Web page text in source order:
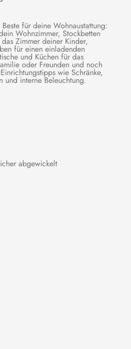
für deine Wohnaustattung:
Wohnzimmer, Stockbetten
Zimmer deiner Kinder,
für einen einladenden
und Küchen für das
oder Freunden und noch
wie Schränke,
und interne Beleuchtung.
abgewickelt